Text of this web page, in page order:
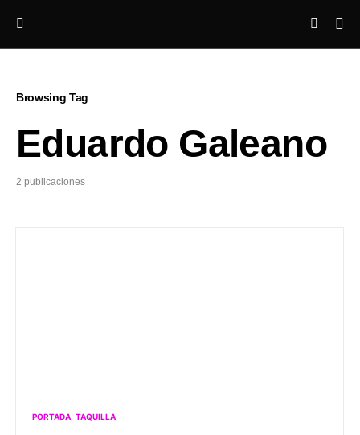
Browsing Tag
Eduardo Galeano
2 publicaciones
PORTADA TAQUILLA